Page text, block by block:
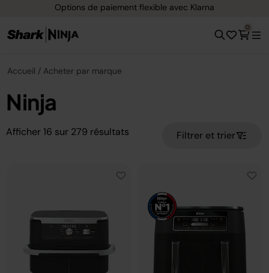
avec Klarna Livraison gratuite dès
0
Accueil Acheter par marque
Ninja
Afficher 16 sur 279 résultats Filtrer et trier